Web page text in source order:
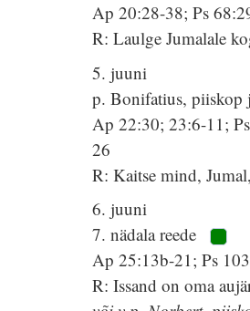
Ap 20:28-38; Ps
R: Laulge Jumalale
5. juuni
p. Bonifatius, piiskop
Ap 22:30; 23:6-11;
26
R: Kaitse mind,
6. juuni
7. nädala reede
Ap 25:13b-21; Ps
R: Issand on oma